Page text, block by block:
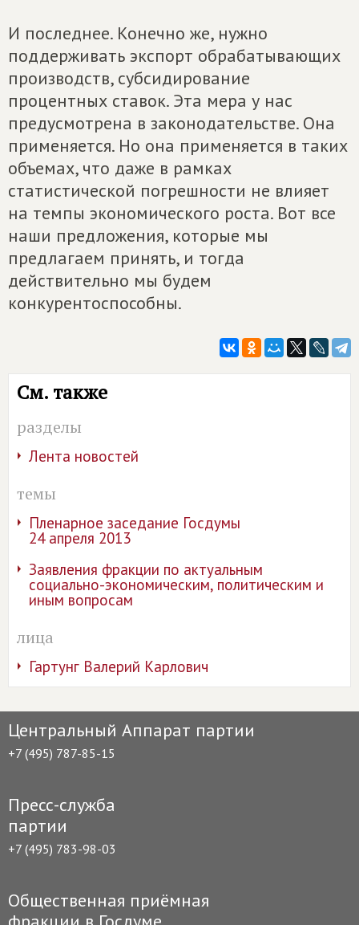
И последнее. Конечно же, нужно
поддерживать экспорт обрабатывающих
производств, субсидирование
процентных ставок. Эта мера у нас
предусмотрена в законодательстве. Она
применяется. Но она применяется в таких
объемах, что даже в рамках
статистической погрешности не влияет
на темпы экономического роста. Вот все
наши предложения, которые мы
предлагаем принять, и тогда
действительно мы будем
конкурентоспособны.
См. также
разделы
Лента новостей
темы
Пленарное заседание Госдумы
24 апреля 2013
Заявления фракции по актуальным
социально-экономическим, политическим и
иным вопросам
лица
Гартунг Валерий Карлович
Центральный Аппарат партии
+7 (495) 787-85-15
Пресс-служба
партии
+7 (495) 783-98-03
Общественная приёмная